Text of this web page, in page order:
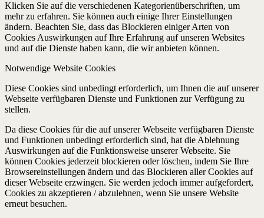
Klicken Sie auf die verschiedenen Kategorienüberschriften, um
mehr zu erfahren. Sie können auch einige Ihrer Einstellungen
ändern. Beachten Sie, dass das Blockieren einiger Arten von
Cookies Auswirkungen auf Ihre Erfahrung auf unseren Websites
und auf die Dienste haben kann, die wir anbieten können.
Notwendige Website Cookies
Diese Cookies sind unbedingt erforderlich, um Ihnen die auf unserer
Webseite verfügbaren Dienste und Funktionen zur Verfügung zu
stellen.
Da diese Cookies für die auf unserer Webseite verfügbaren Dienste
und Funktionen unbedingt erforderlich sind, hat die Ablehnung
Auswirkungen auf die Funktionsweise unserer Webseite. Sie
können Cookies jederzeit blockieren oder löschen, indem Sie Ihre
Browsereinstellungen ändern und das Blockieren aller Cookies auf
dieser Webseite erzwingen. Sie werden jedoch immer aufgefordert,
Cookies zu akzeptieren / abzulehnen, wenn Sie unsere Website
erneut besuchen.